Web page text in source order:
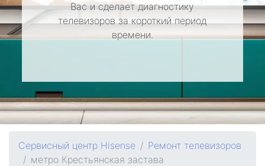
Вас и сделает диагностику
телевизоров за короткий период
времени.
Сервисный центр Hisense
Ремонт телевизоров
метро Крестьянская застава